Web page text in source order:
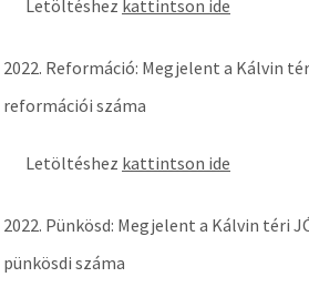
Letöltéshez kattintson ide
2022. Reformáció: Megjelent a Kálvin
reformációi száma
Letöltéshez kattintson ide
2022. Pünkösd: Megjelent a Kálvin téri
pünkösdi száma